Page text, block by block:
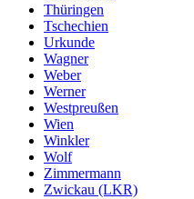
Thüringen
Tschechien
Urkunde
Wagner
Weber
Werner
Westpreußen
Wien
Winkler
Wolf
Zimmermann
Zwickau (LKR)